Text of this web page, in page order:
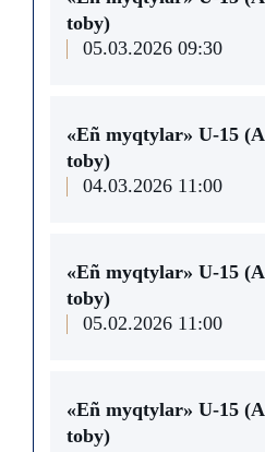
toby)
05.03.2026 09:30
«Eñ myqtylar» U-15 (A
toby)
04.03.2026 11:00
«Eñ myqtylar» U-15 (A
toby)
05.02.2026 11:00
«Eñ myqtylar» U-15 (A
toby)